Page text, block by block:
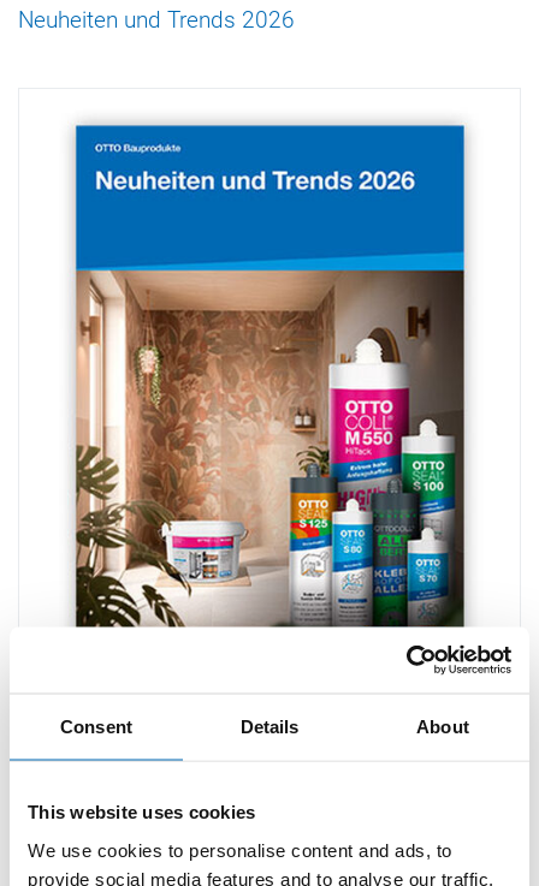
Consent Details About
This website uses cookies
We use cookies to personalise content and ads, to
provide social media features and to analyse our traffic.
Neuheiten und Trends 2026
Auf Bestellliste
Online durchblättern
Download als PDF